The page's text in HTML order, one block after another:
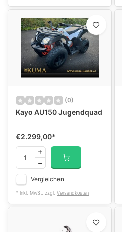
(0)
Kayo AU150 Jugendquad
€2.299,00*
Vergleichen
* Inkl. MwSt. zzgl. Versandkosten